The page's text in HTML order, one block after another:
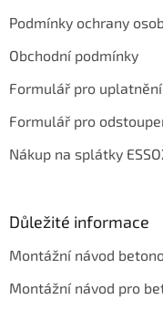
Podmínky ochrany
Obchodní podmínky
Formulář pro
Formulář pro
Nákup na splátky
Důležité informace
Montážní návod
Montážní návod pro